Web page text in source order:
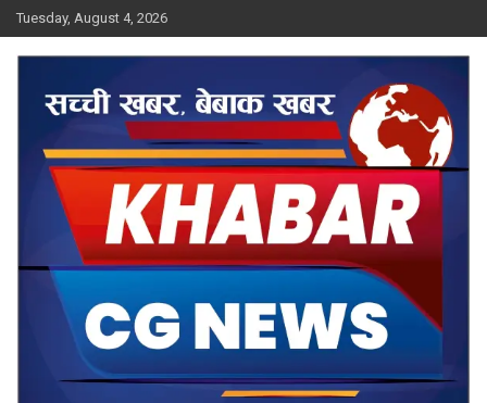
Skip
to
content
Tuesday, August 4, 2026